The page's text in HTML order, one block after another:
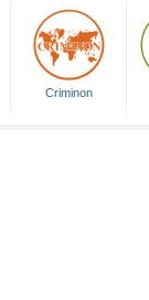
Criminon